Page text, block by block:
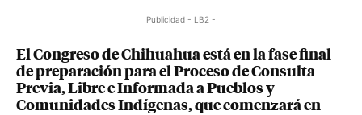
Publicidad - LB2 -
El Congreso de Chihuahua está en la fase final
de preparación para el Proceso de Consulta
Previa, Libre e Informada a Pueblos y
Comunidades Indígenas, que comenzará en